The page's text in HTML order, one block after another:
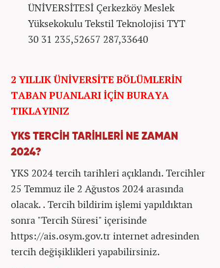
ÜNİVERSİTESİ Çerkezköy Meslek
Yüksekokulu Tekstil Teknolojisi TYT
30 31 235,52657 287,33640
2 YILLIK ÜNİVERSİTE BÖLÜMLERİN
TABAN PUANLARI İÇİN BURAYA
TIKLAYINIZ
YKS TERCİH TARİHLERİ NE ZAMAN
2024?
YKS 2024 tercih tarihleri açıklandı. Tercihler
25 Temmuz ile 2 Ağustos 2024 arasında
olacak. . Tercih bildirim işlemi yapıldıktan
sonra "Tercih Süresi" içerisinde
https://ais.osym.gov.tr internet adresinden
tercih değişiklikleri yapabilirsiniz.